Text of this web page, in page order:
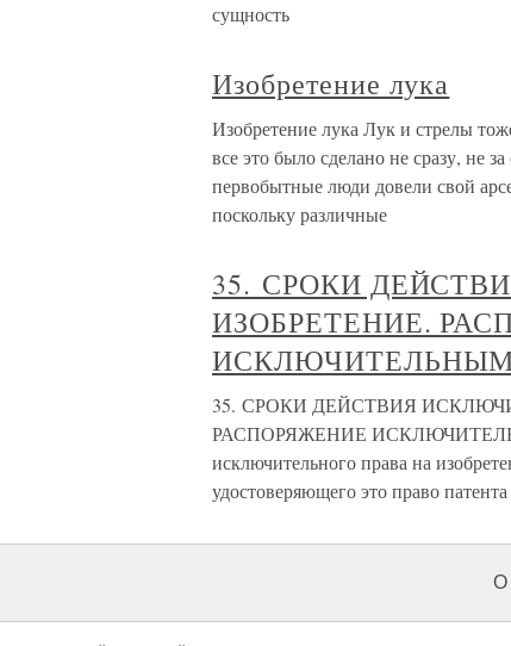
сущность
Изобретение лука
Изобретение лука Лук и стрелы
все это было сделано не сразу, не
первобытные люди довели свой
поскольку различные
35. СРОКИ
ИЗОБРЕТЕНИЕ.
35. СРОКИ ДЕЙСТВИЯ
РАСПОРЯЖЕНИЕ
исключительного права на
удостоверяющего это право
О